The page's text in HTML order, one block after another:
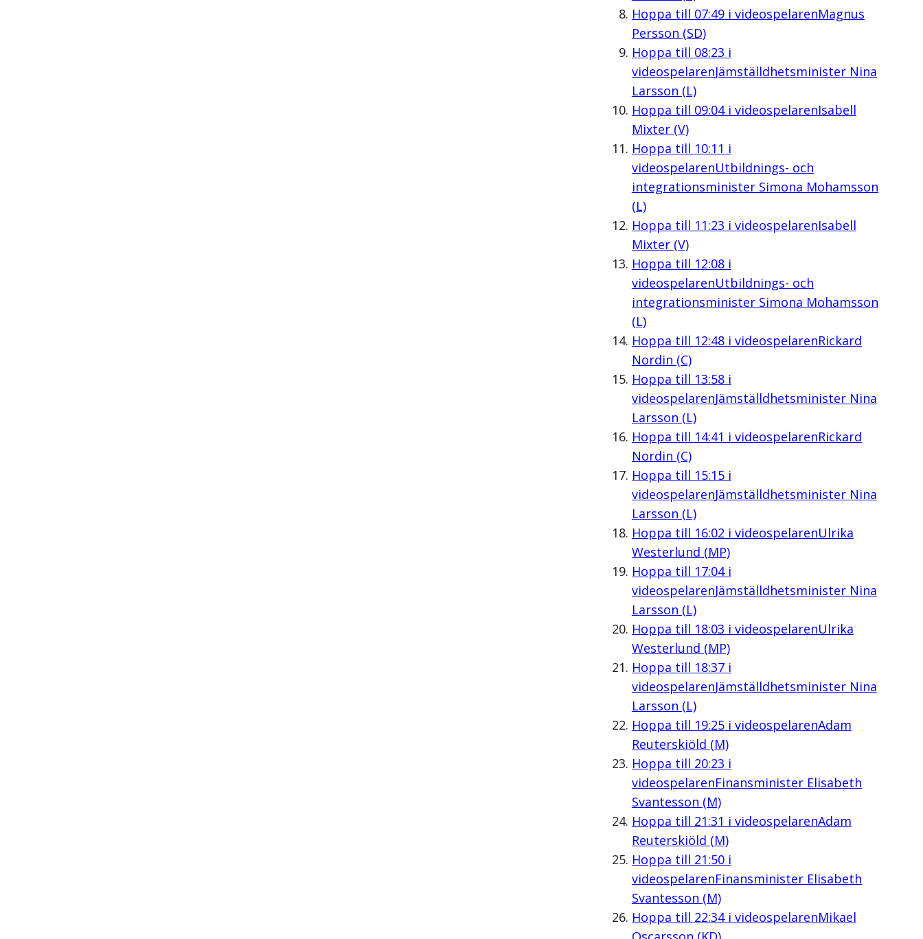
Hoppa till 07:49i videospelarenMagnus
Persson (SD)
Hoppa till 08:23 i
videospelarenJämställdhetsminister Nina
Larsson (L)
Hoppa till 09:04i videospelarenIsabell
Mixter (V)
Hoppa till 10:11 i
videospelarenUtbildnings- och
integrationsminister Simona Mohamsson
(L)
Hoppa till 11:23 i videospelarenIsabell
Mixter (V)
Hoppa till 12:08i
videospelarenUtbildnings- och
integrationsminister Simona Mohamsson
(L)
Hoppa till 12:48i videospelarenRickard
Nordin (C)
Hoppa till 13:58i
videospelarenJämställdhetsminister Nina
Larsson (L)
Hoppa till 14:41 i videospelarenRickard
Nordin (C)
Hoppa till 15:15i
videospelarenJämställdhetsminister Nina
Larsson (L)
Hoppa till 16:02 i videospelarenUlrika
Westerlund (MP)
Hoppa till 17:04i
videospelarenJämställdhetsminister Nina
Larsson (L)
Hoppa till 18:03 i videospelarenUlrika
Westerlund (MP)
Hoppa till 18:37i
videospelarenJämställdhetsminister Nina
Larsson (L)
Hoppa till 19:25i videospelarenAdam
Reuterskiöld (M)
Hoppa till 20:23 i
videospelarenFinansminister Elisabeth
Svantesson (M)
Hoppa till 21:31 i videospelarenAdam
Reuterskiöld (M)
Hoppa till 21:50i
videospelarenFinansminister Elisabeth
Svantesson (M)
Hoppa till 22:34i videospelarenMikael